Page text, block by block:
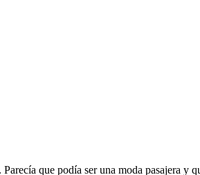
que podía ser una moda pasajera y